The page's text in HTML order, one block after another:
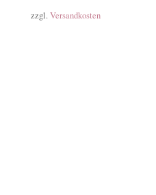
zzgl. Versandkosten